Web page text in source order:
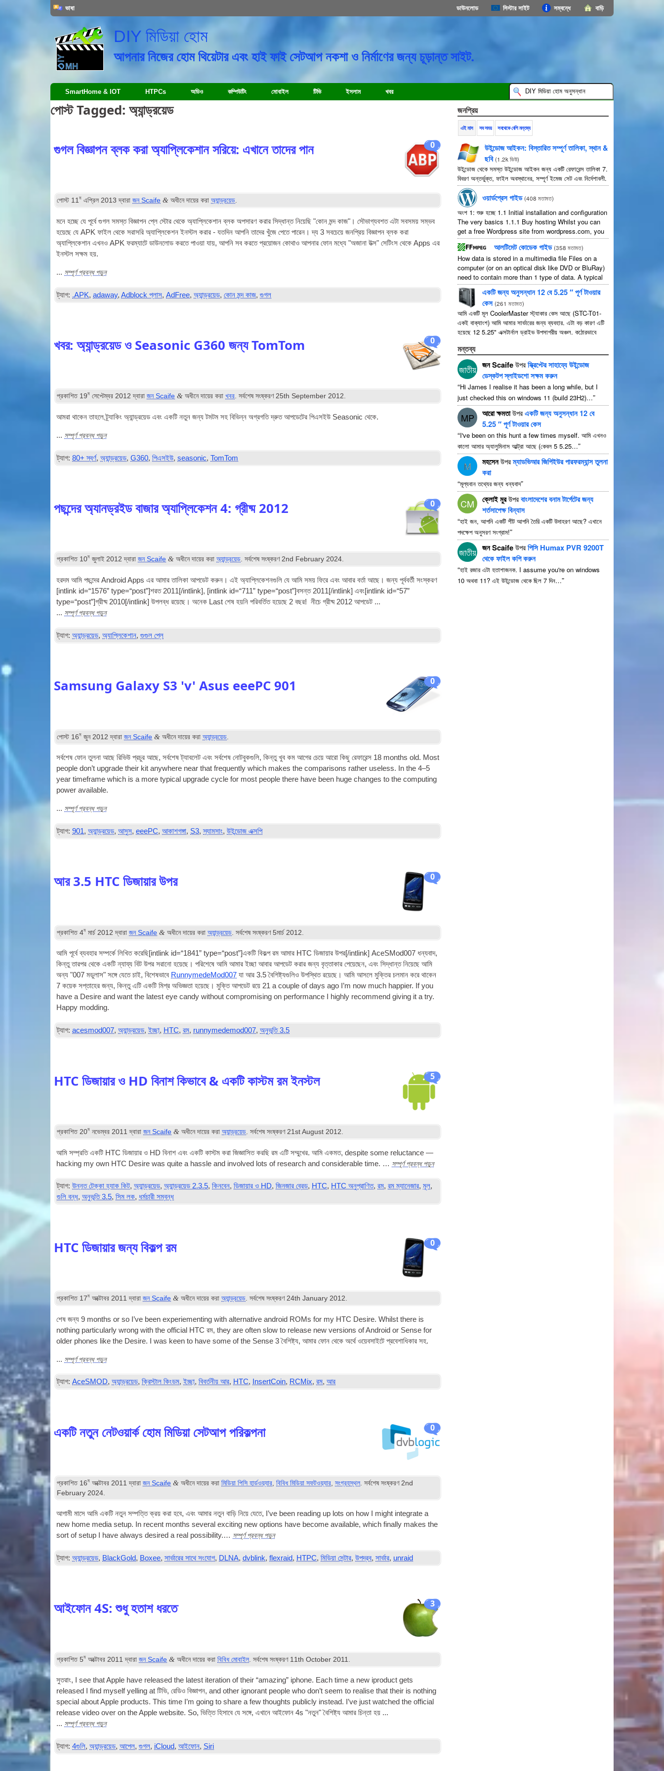
বাড়ি
সম্বন্ধে
সিস্টার সাইট
ডাউনলোড
ভাষা
DIY মিডিয়া হোম
আপনার নিজের হোম থিয়েটার এবং হাই ফাই সেটআপ নকশা ও নির্মাণের জন্য চূড়ান্ত সাইট.
SmartHome & IOT HTPCs অডিও কম্পিউটিং মোবাইল টিভি ইসলাম খবর
পোস্ট Tagged: অ্যান্ড্রয়েড
0
গুগল বিজ্ঞাপন ব্লক করা অ্যাপ্লিকেশান সরিয়ে: এখানে তাদের পান
পোস্ট 11ম এপ্রিল 2013 দ্বারাজন Scaife & অধীনে দায়ের করাঅ্যান্ড্রয়েড.
মনে হচ্ছে যে পূর্বে গুগল সমস্ত বিজ্ঞাপন প্লে স্টোর থেকে অ্যাপ্লিকেশান ব্লক অপসারণ করার সিদ্ধান্ত নিয়েছি "কোন মন্দ কাজ"। সৌভাগ্যবশত এটা সবসময় সম্ভব
হয়েছে যে APK ফাইল থেকে সরাসরি অ্যাপ্লিকেশন ইনস্টল করার - যতদিন আপনি তাদের খুঁজে পেতে পারেন। দ্য 3 সবচেয়ে জনপ্রিয় বিজ্ঞাপন ব্লক করা
অ্যাপ্লিকেশান এখনও APK ফরম্যাটে ডাউনলোড করতে পাওয়া যায়, আপনি সব করতে প্রয়োজন কোথাও আপনার ফোন মধ্যে "অজানা উত্স" সেটিংস থেকে Apps এর
ইনস্টল সক্ষম হয়.
... সম্পূর্ণ প্রবন্ধ পড়ুন
ট্যাগ: .APK,adaway,Adblock প্লাস,AdFree,অ্যান্ড্রয়েড,কোন মন্দ কাজ,গুগল
0
খবর: অ্যান্ড্রয়েড ও Seasonic G360 জন্য TomTom
প্রকাশিত 19ম সেপ্টেম্বর 2012 দ্বারাজন Scaife & অধীনে দায়ের করাখবর. সর্বশেষ সংষ্করণ25th September 2012.
আমরা থাকেন তাহলে ট্র্যাকিং অ্যান্ড্রয়েড এবং একটি নতুন জন্য টমটম সহ বিভিন্ন অগ্রগতি দ্রুত আপডেটেরপিএসইউ Seasonic থেকে.
... সম্পূর্ণ প্রবন্ধ পড়ুন
ট্যাগ: 80+ স্বর্ণ,অ্যান্ড্রয়েড,G360,পিএসইউ,seasonic,TomTom
0
পছন্দের অ্যানড্রইড বাজার অ্যাপ্লিকেশন 4: গ্রীষ্ম 2012
প্রকাশিত 10ম জুলাই 2012 দ্বারাজন Scaife & অধীনে দায়ের করাঅ্যান্ড্রয়েড. সর্বশেষ সংষ্করণ2nd February 2024.
হরদম আমি পছন্দের Android Apps এর আমার তালিকা আপডেট করুন। এই অ্যাপ্লিকেশনগুলি যে আমি সময় ফিরে এবং আবার বর্তা আছে। জন্য পূর্ববর্তী সংস্করণ
[int­link id=“1576” type=“post”]শরত 2011[/intlink], [int­link id=“711” type=“post”]বসন্ত 2011[/intlink] এবং[int­link id=“57”
type=“post”]গ্রীষ্ম 2010[/intlink] উপলব্ধ রয়েছে। অনেক Last শেষ হয়নি পরিবর্তিত হয়েছে 2 বছর! নীচে গ্রীষ্ম 2012 আপডেট ...
... সম্পূর্ণ প্রবন্ধ পড়ুন
ট্যাগ: অ্যান্ড্রয়েড,অ্যাপ্লিকেশান,গুগুল প্লে
0
Samsung Galaxy S3 'v' Asus eeePC 901
পোস্ট 16ম জুন 2012 দ্বারাজন Scaife & অধীনে দায়ের করাঅ্যান্ড্রয়েড
সর্বশেষ ফোন তুলনা আছে রিভিউ প্রচুর আছে, সর্বশেষ ট্যাবলেট এবং সর্বশেষ নোটবুকগুলি, কিন্তু খুব কম আগের চেয়ে আরো কিছু রেফারেন্স 18 months old. Most
people don’t upgrade their kit any­where near that fre­quently which makes the com­par­is­ons rather use­less. In the 4–5
year time­frame which is a more typ­ic­al upgrade cycle for most people there have been huge changes to the com­put­ing
power available.
... সম্পূর্ণ প্রবন্ধ পড়ুন
ট্যাগ: 901,অ্যান্ড্রয়েড,আসুস,eeePC,আকাশগঙ্গা, S3,স্যামসাং,উইন্ডোজ এক্সপি
0
আর 3.5 HTC ডিজায়ার উপর
প্রকাশিত4ম মার্চ 2012 দ্বারাজন Scaife & অধীনে দায়ের করাঅ্যান্ড্রয়েড . সর্বশেষ সংষ্করণ5মার্চ 2012
আমি পূর্বে ব্যবহার সম্পর্কে লিখিত করেছি[int­link id=“1841” type=“post”]একটি বিকল্পরম আমার HTC ডিজায়ার উপর[/intlink] AceSMod007 ধন্যবাদ,
কিন্তু তারপর থেকে একটি ন্যায্য বিট উপর সরানো হয়েছে। পরিশেষে আমি আমার ইচ্ছা আবার আপডেট করার জন্য বৃত্তাকার পেয়েছেন, এবং সিদ্ধান্ত নিয়েছে আমি
অন্য "007 মডুলাস" সঙ্গে যেতে চাই, বিশেষভাবে RunnymedeMod007 যা আর 3.5 বৈশিষ্ট্যগুলিও উপস্থিত রয়েছে। আমি আসলে মুক্তির চলমান করে থাকেন
7 কয়েক সপ্তাহের জন্য, কিন্তু এটি একটি মিশ্র অভিজ্ঞতা হয়েছে। মুক্তি আপডেট রয়ে 21a couple of days ago I’m now much hap­pi­er. If you
have a Desire and want the latest eye candy without com­prom­ising on per­form­ance I highly recom­mend giv­ing it a try.
Happy modding.
ট্যাগ: acesmod007,অ্যান্ড্রয়েড,ইচ্ছা, HTC,রম, runnymedemod007,অনুভূতি 3.5
5
HTC ডিজায়ার ও HD বিনাশ কিভাবে & একটি কাস্টম রম ইনস্টল
প্রকাশিত 20ম নভেম্বর 2011 দ্বারাজন Scaife & অধীনে দায়ের করাঅ্যান্ড্রয়েড . সর্বশেষ সংষ্করণ 21st August 2012
আমি সম্প্রতি একটি HTC ডিজায়ার ও HD বিনাশ এবং একটি কাস্টম করা জিজ্ঞাসিত করছিরম এটি সম্মুখের. আমি একমত,des­pite some reluct­ance —
hack­ing my own HTC Desire was quite a hassle and involved lots of research and con­sid­er­able time. … সম্পূর্ণ প্রবন্ধ পড়ুন
ট্যাগ: উন্নত টেক্কা হ্যাক কিট,অ্যান্ড্রয়েড,অ্যান্ড্রয়েড 2.3.5,কিনবেন,ডিজায়ার ও HD,জিনজার ব্রেড, HTC, HTC অনুপ্রাণিত,রম,রম ম্যানেজার,মূল,
গুলি বন্ধ,অনুভূতি 3.5,সিম লক,ধর্মচারী সম্বন্ধ
0
HTC ডিজায়ার জন্য বিকল্প রম
প্রকাশিত 17ম অক্টোবর 2011 দ্বারাজন Scaife & অধীনে দায়ের করাঅ্যান্ড্রয়েড. সর্বশেষ সংষ্করণ24th January 2012.
শেষ জন্য 9 months or so I’ve been experiement­ing with altern­at­ive android ROMs for my HTC Desire. Whilst there is
noth­ing par­tic­u­larly wrong with the offi­cial HTC রম,they are often slow to release new ver­sions of Android or Sense for
older phones like the Desire. I was keen to have some of the Sense 3 বৈশিষ্ট্য, আমার ফোন থেকে অর্থে ওয়েবসাইটে প্রবেশাধিকার সহ.
... সম্পূর্ণ প্রবন্ধ পড়ুন
ট্যাগ: AceSMOD,অ্যান্ড্রয়েড,ক্রিস্টাল কিংডম,ইচ্ছা,বিবর্তনীয় আর, HTC, InsertCoin, RCMix,রম,আর
0
একটি নতুন নেটওয়ার্ক হোম মিডিয়া সেটআপ পরিকল্পনা
প্রকাশিত 16ম অক্টোবর 2011 দ্বারাজন Scaife & অধীনে দায়ের করামিডিয়া পিসি হার্ডওয়্যার,বিবিধ মিডিয়া সফটওয়্যার,সংগ্রহস্থল. সর্বশেষ সংষ্করণ2nd
February 2024.
আগামী মাসে আমি একটি নতুন সম্পত্তি ক্রয় করা হবে, এবং আমার নতুন বাড়ি নিয়ে যেতে,
I’ve been read­ing up lots on how I might integ­rate a
new home media setup. In recent months sev­er­al excit­ing new options have become avail­able,which finally makes the
sort of setup I have always desired a real pos­sib­il­ity.… সম্পূর্ণ প্রবন্ধ পড়ুন
ট্যাগ: অ্যান্ড্রয়েড, BlackGold, Boxee,সার্ভারের সাথে সংযোগ, DLNA,dvblink,flexraid, HTPC,মিডিয়া সেন্টার,উপদ্রব,সার্ভার, unraid
3
আইফোন 4S: শুধু হতাশ ধরতে
প্রকাশিত5ম অক্টোবর 2011 দ্বারাজন Scaife & অধীনে দায়ের করাবিবিধ মোবাইল . সর্বশেষ সংষ্করণ 11th October 2011
সুতরাং,
I see that Apple have released the latest iter­a­tion of their “amaz­ing” iphone. Each time a new iproduct gets
released I find myself yelling at টিভি, রেডিও বিজ্ঞাপন,and oth­er ignor­ant people who don’t seem to real­ise that their is noth­ing
spe­cial about Apple products. This time I’m going to share a few thoughts pub­licly instead. I’ve just watched the offi­cial
release video over on the Apple web­site. So, ভিত্তি হিসাবে যে সঙ্গে, এখানে আইফোন 4s "নতুন" বৈশিষ্ট্য আমার চিন্তা হয় ...
... সম্পূর্ণ প্রবন্ধ পড়ুন
ট্যাগ: 4গুলি,অ্যান্ড্রয়েড,আপেল,গুগল, iCloud,আইফোন, Siri
জনপ্রিয়
এই মাস সব সময় সবথেকে বেশি মন্তব্য
উইন্ডোজ আইকন: বিস্তারিত সম্পূর্ণ তালিকা, স্থান &
ছবি (1.2k ভিউ)
উইন্ডোজ থেকে সমস্ত উইন্ডোজ আইকন জন্য একটি রেফারেন্স তালিকা 7.
বিবরণ অন্তর্ভুক্ত, ফাইল অবস্থানের, সম্পূর্ণ ইমেজ সেট এবং নির্দেশাবলী.
ওয়ার্ডপ্রেস গাইড (408 মতামত)
অংশ 1: শুরু হচ্ছে 1.1 Initial installation and configuration
The very basics 1.1.1 Buy hosting Whilst you can
get a free Wordpress site from wordpress.com,you
lose some control and you have to serve their...
আলটিমেট কোডেক গাইড (358 মতামত)
How data is stored in a multimedia file Files on a
computer(or on an optical disk like DVD or BluRay)
need to contain more than 1type of data.A typical
movie will include...
একটি জন্য অনুসন্ধান 12 বে 5.25 ″ পূর্ণ টাওয়ার
কেস (261 মতামত)
আমি একটি মূল CoolerMaster স্ট্যাকার কেস আছে (STC-T01-
একই বাক্যাংশ) আমি আমার সার্ভারের জন্য ব্যবহার. এটা বড় কারণ এটি
হয়েছে 12 5.25" এক্সটার্নাল ড্রাইভ উপসাগরীয় অঞ্চল. কঠোরভাবে
মন্তব্য
জাতীয় জন Scaifeউপরস্ক্রিপ্টের সাহায্যে উইন্ডোজ
ডেস্কটপ স্লাইডশো সক্ষম করুন
“Hi James I realise it has been a long while,but I
just checked this on windows 11 (build 23H2)…”
MP আরো ক্ষমতাউপরএকটি জন্য অনুসন্ধান 12 বে
5.25 ″ পূর্ণ টাওয়ার কেস
“I've been on this hunt a few times myself. আমি এখনও
কালো আমার অ্যালুমিনাস আল্ট্রা আছে (কেবল 5 5.25…”
M মহসেনউপরম্যাডভিআর জিপিইউর পারফরম্যান্স তুলনা
করা
“মূল্যবান তথ্যের জন্য ধন্যবাদ”
CM ক্লোই মুরউপরবাংলাদেশের বনাম টার্গেটের জন্য
শর্তসাপেক্ষ বিন্যাস
“হাই জন, আপনি একটি শীট আপনি তৈরি একটি উদাহরণ আছে? এখানে
পদক্ষেপ অনুসরণ সংগ্রাম!”
জাতীয় জন Scaifeউপরপিসি Humax PVR 9200T
থেকে ফাইল কপি করুন
“হাই রজার এটা হতাশাজনক. I assume you're on windows
10 অথবা 11? এই উইন্ডোজ থেকে ছিল 7 দিন…”